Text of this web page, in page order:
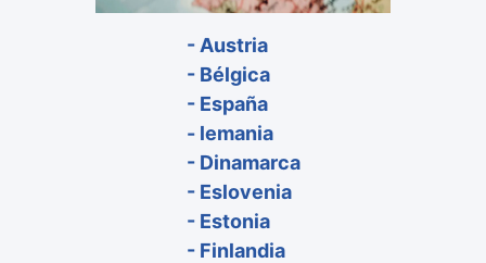
- Austria
- Bélgica
- España
- lemania
- Dinamarca
- Eslovenia
- Estonia
- Finlandia